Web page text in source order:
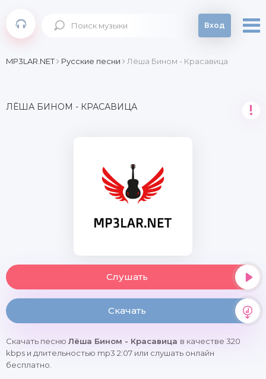
Вход
MP3LAR.NET Русские песни Лёша Бином - Красавица
ЛЁША БИНОМ - КРАСАВИЦА !
Слушать
Скачать
Скачать песню Лёша Бином - Красавица в качестве 320
kbps и длительностью mp3 2:07 или слушать онлайн
бесплатно.